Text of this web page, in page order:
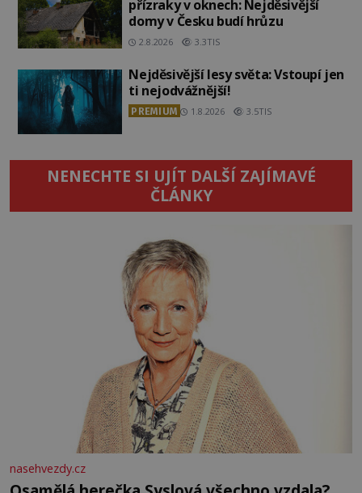
přízraky v oknech: Nejděsivější
domy v Česku budí hrůzu
2.8.2026 3.3TIS
Nejděsivější lesy světa: Vstoupí jen
ti nejodvážnější!
PREMIUM 1.8.2026 3.5TIS
NENECHTE SI UJÍT DALŠÍ ZAJÍMAVÉ
ČLÁNKY
nasehvezdy.cz